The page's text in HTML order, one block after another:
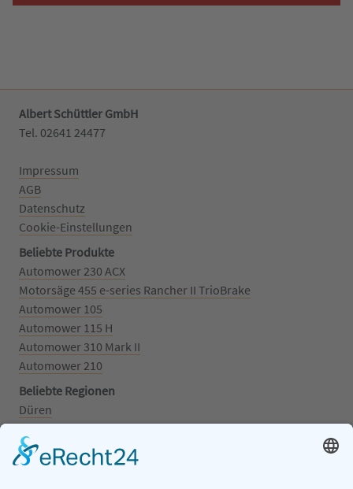
Albert Schüttler GmbH
Tel. 02641 24477‬
Impressum
AGB
Datenschutz
Cookie-Einstellungen
Beliebte Produkte
Automower 230 ACX
Motorsäge 455 e-series Rancher II TrioBrake
Automower 105
Automower 115 H
Automower 310 Mark II
Automower 210
Beliebte Regionen
Düren
Grafschaft
Kalenborn
Mayschoß